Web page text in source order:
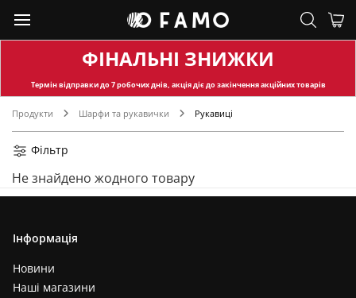
ФІНАЛЬНІ ЗНИЖКИ
Термін відправкидо 7 робочих днів, акція діє до закінчення акційних товарів
Продукти Шарфи та рукавички Рукавиці
Фільтр
Не знайдено жодного товару
Інформація
Новини
Наші магазини